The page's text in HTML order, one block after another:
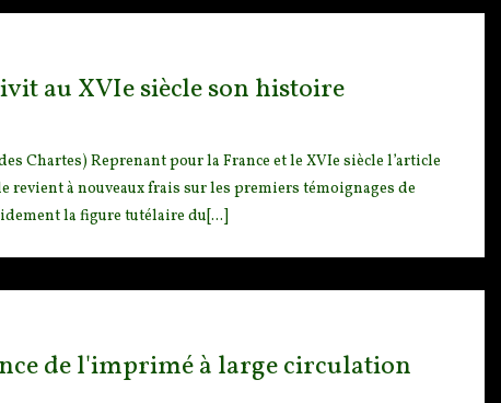
au XVIe siècle son histoire
Chartes) Reprenant pour la France et le XVIe siècle l’article
revient à nouveaux frais sur les premiers témoignages de
la figure tutélaire du[...]
de l'imprimé à large circulation